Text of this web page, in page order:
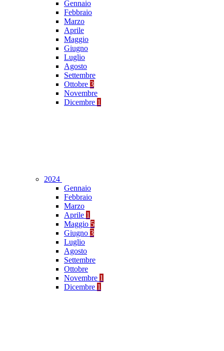
Gennaio
Febbraio
Marzo
Aprile
Maggio
Giugno
Luglio
Agosto
Settembre
Ottobre 3
Novembre
Dicembre 1
2024
Gennaio
Febbraio
Marzo
Aprile 1
Maggio 5
Giugno 3
Luglio
Agosto
Settembre
Ottobre
Novembre 1
Dicembre 1